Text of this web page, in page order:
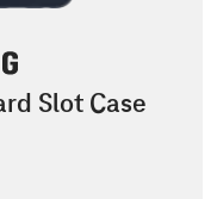
Slot Case